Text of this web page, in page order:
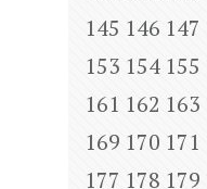
145 146 147
153 154 155
161 162 163
169 170 171
177 178 179